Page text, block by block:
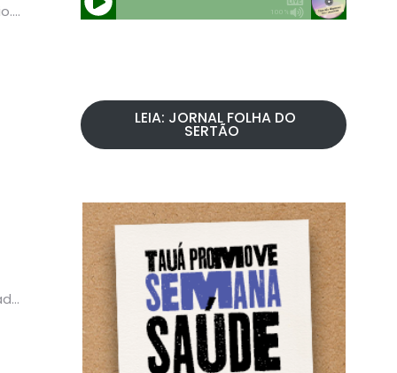
LEIA: JORNAL FOLHA DO
SERTÃO